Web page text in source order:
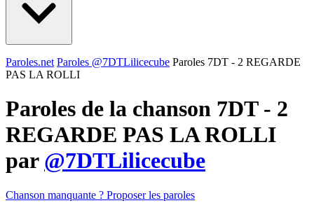
Paroles.net Paroles @7DTLilicecube Paroles 7DT - 2 REGARDE
PAS LA ROLLI
Paroles de la chanson 7DT - 2
REGARDE PAS LA ROLLI
par @7DTLilicecube
Chanson manquante ? Proposer les paroles